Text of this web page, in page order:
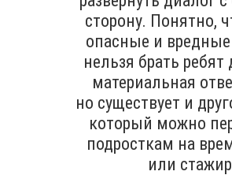
сторону. Понятно,
опасные и вредные
нельзя брать ребят
материальная
но существует и
который можно
подросткам на
или